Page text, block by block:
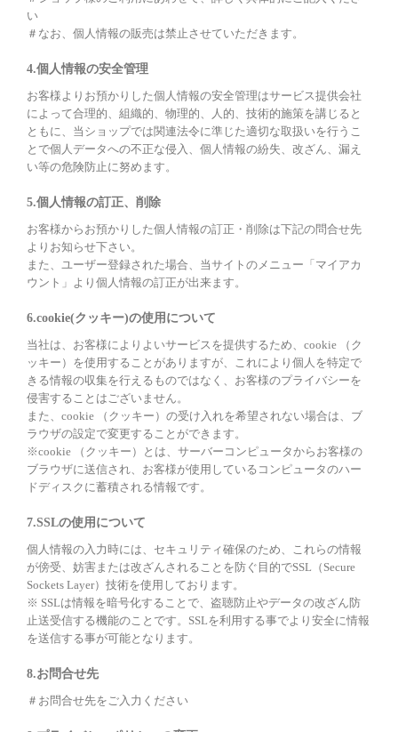
い
＃なお、個人情報の販売は禁止させていただきます。
4.個人情報の安全管理
お客様よりお預かりした個人情報の安全管理はサービス提供会社
によって合理的、組織的、物理的、人的、技術的施策を講じると
ともに、当ショップでは関連法令に準じた適切な取扱いを行うこ
とで個人データへの不正な侵入、個人情報の紛失、改ざん、漏え
い等の危険防止に努めます。
5.個人情報の訂正、削除
お客様からお預かりした個人情報の訂正・削除は下記の問合せ先
よりお知らせ下さい。
また、ユーザー登録された場合、当サイトのメニュー「マイアカ
ウント」より個人情報の訂正が出来ます。
6.cookie(クッキー)の使用について
当社は、お客様によりよいサービスを提供するため、cookie （ク
ッキー）を使用することがありますが、これにより個人を特定で
きる情報の収集を行えるものではなく、お客様のプライバシーを
侵害することはございません。
また、cookie （クッキー）の受け入れを希望されない場合は、ブ
ラウザの設定で変更することができます。
※cookie （クッキー）とは、サーバーコンピュータからお客様の
ブラウザに送信され、お客様が使用しているコンピュータのハー
ドディスクに蓄積される情報です。
7.SSLの使用について
個人情報の入力時には、セキュリティ確保のため、これらの情報
が傍受、妨害または改ざんされることを防ぐ目的でSSL（Secure
Sockets Layer）技術を使用しております。
※ SSLは情報を暗号化することで、盗聴防止やデータの改ざん防
止送受信する機能のことです。SSLを利用する事でより安全に情報
を送信する事が可能となります。
8.お問合せ先
＃お問合せ先をご入力ください